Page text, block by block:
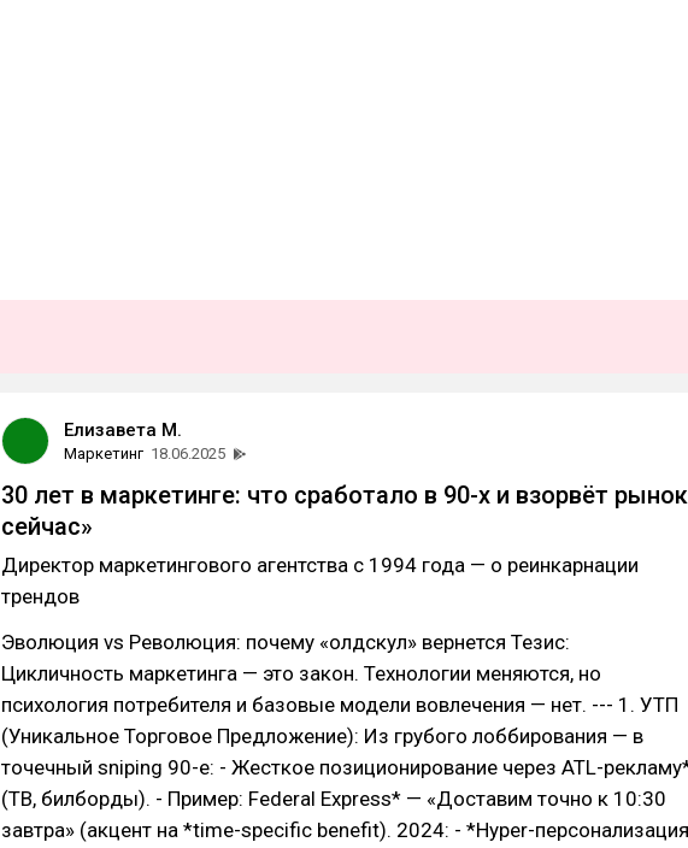
Елизавета М.
Маркетинг 18.06.2025
30 лет в маркетинге: что сработало в 90-х и взорвёт рынок
сейчас»
Директор маркетингового агентства с 1994 года — о реинкарнации
трендов
Эволюция vs Революция: почему «олдскул» вернется Тезис:
Цикличность маркетинга — это закон. Технологии меняются, но
психология потребителя и базовые модели вовлечения — нет. --- 1. УТП
(Уникальное Торговое Предложение): Из грубого лоббирования — в
точечный sniping 90-е: - Жесткое позиционирование через ATL-
(ТВ, билборды). - Пример: Federal Express* — «Доставим точно к 10:30
завтра» (акцент на *time-specific benefit). 2024: - *Hyper-персонализация